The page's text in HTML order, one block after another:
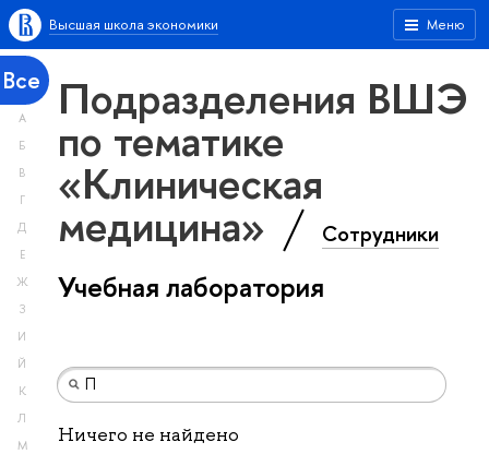
Меню
Высшая школа экономики
Все
А
Б
В
Г
Д
Е
Ж
З
И
Й
К
Л
М
Подразделения ВШЭ
по тематике
«Клиническая
медицина» Сотрудники
Учебная лаборатория
Ничего не найдено